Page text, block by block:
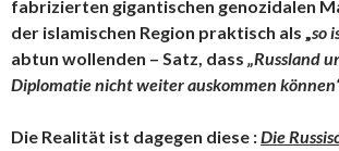
fabrizierten gigantischen genozidalen
der islamischen Region praktisch als „so
abtun wollenden – Satz, dass „Russland
Diplomatie nicht weiter auskommen
Die Realität ist dagegen diese :Die